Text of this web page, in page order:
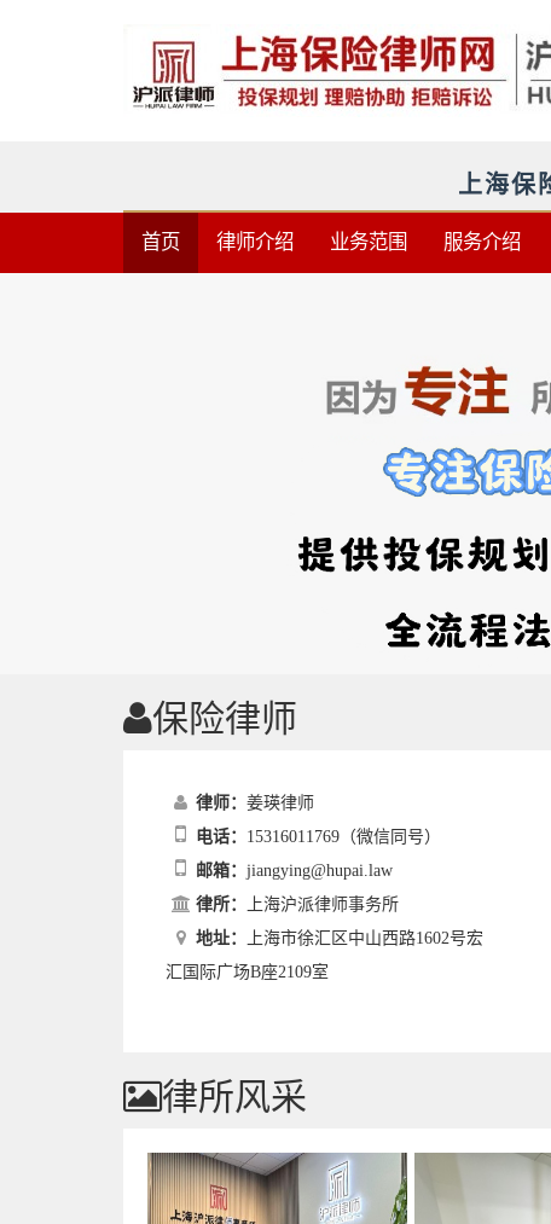
上海保
首页 律师介绍 业务范围 服务介绍
保险律师
律师： 姜瑛律师
电话： 15316011769（微信同号）
邮箱： jiangying@hupai.law
律所：
上海沪派律师事务所
地址：
上海市徐汇区中山西路1602号宏
汇国际广场B座2109室
律所风采